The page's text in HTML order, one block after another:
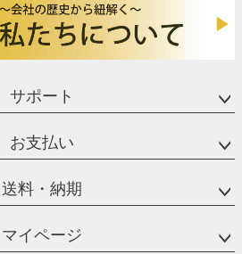
サポート
お支払い
送料・納期
マイページ